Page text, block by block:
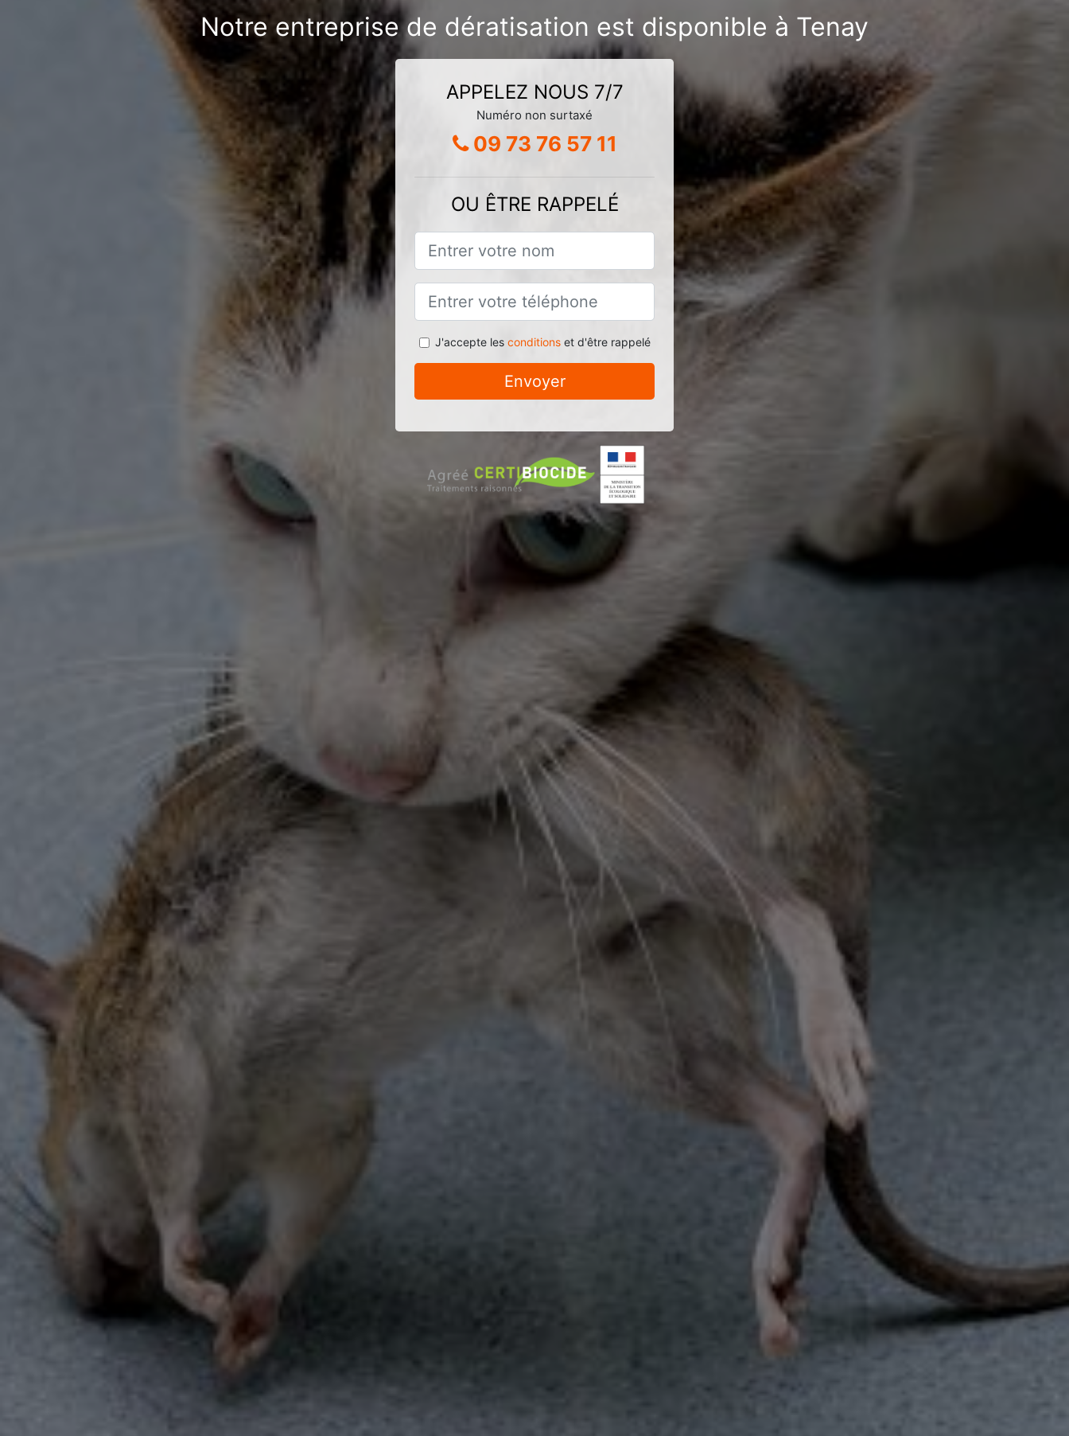
Notre entreprise de dératisation est disponible à Tenay
APPELEZ NOUS 7/7
Numéro non surtaxé
09 73 76 57 11
OU ÊTRE RAPPELÉ
J'accepte les conditionset d'être rappelé
Envoyer